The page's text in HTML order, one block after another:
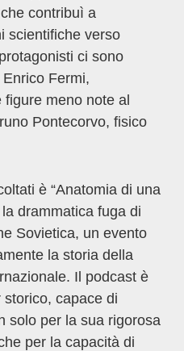
contribuì a
scientifiche verso
ci sono
Fermi,
meno note al
Pontecorvo, fisico
è “Anatomia di una
drammatica fuga di
Sovietica, un evento
la storia della
Il podcast è
capace di
solo per la sua rigorosa
per la capacità di